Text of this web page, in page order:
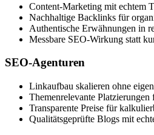
Content-Marketing mit echtem
Nachhaltige Backlinks für
Authentische Erwähnungen in
Messbare SEO-Wirkung statt
SEO-Agenturen
Linkaufbau skalieren ohne
Themenrelevante
Transparente Preise für
Qualitätsgeprüfte Blogs mit